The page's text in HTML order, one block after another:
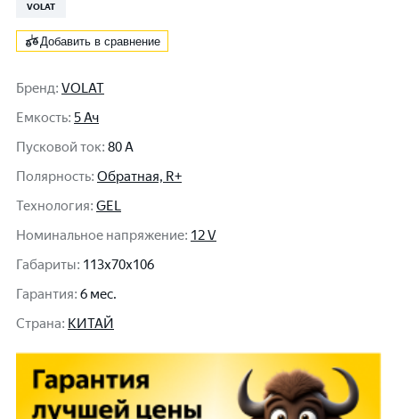
VOLAT
Добавить в сравнение
Бренд: VOLAT
Емкость: 5 Ач
Пусковой ток: 80 A
Полярность: Обратная, R+
Технология: GEL
Номинальное напряжение: 12 V
Габариты: 113x70x106
Гарантия: 6 мес.
Cтрана: КИТАЙ